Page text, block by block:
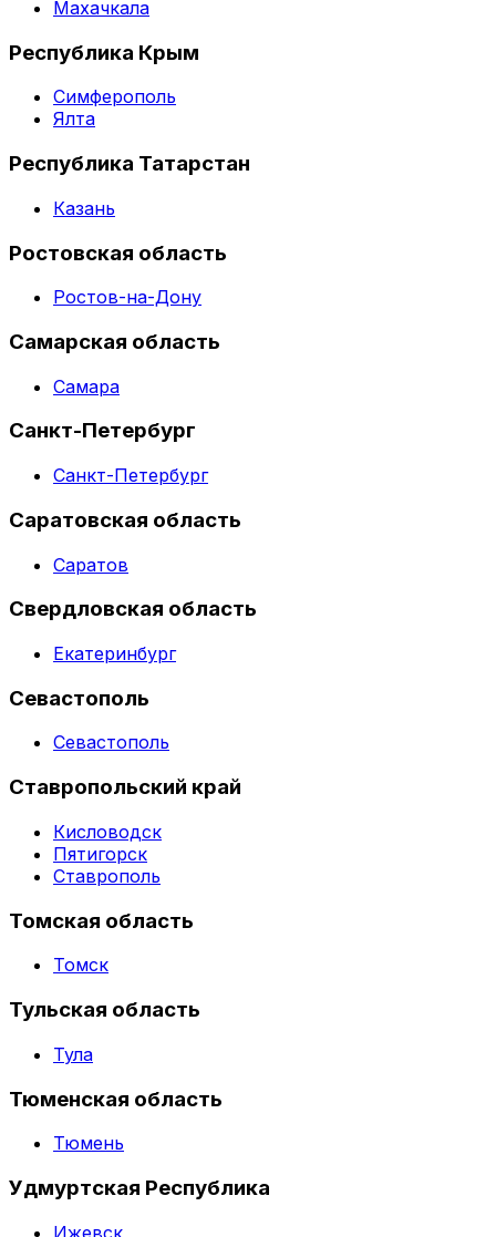
Махачкала
Республика Крым
Симферополь
Ялта
Республика Татарстан
Казань
Ростовская область
Ростов-на-Дону
Самарская область
Самара
Санкт-Петербург
Санкт-Петербург
Саратовская область
Саратов
Свердловская область
Екатеринбург
Севастополь
Севастополь
Ставропольский край
Кисловодск
Пятигорск
Ставрополь
Томская область
Томск
Тульская область
Тула
Тюменская область
Тюмень
Удмуртская Республика
Ижевск